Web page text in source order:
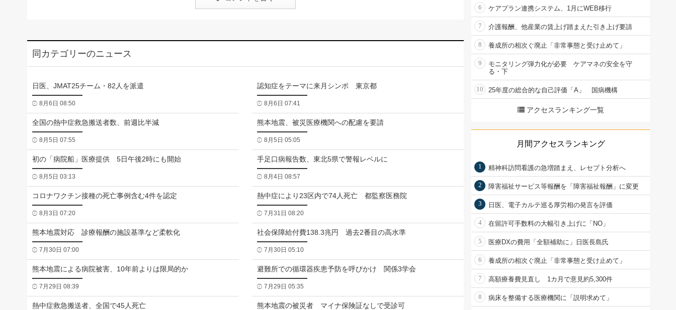
同カテゴリーのニュース
日医、JMAT25チーム・82人を派遣
8月6日 08:50
認知症をテーマに来月シンポ 東京都
8月6日 07:41
全国の熱中症救急搬送者数、前週比半減
8月5日 07:55
熊本地震、被災医療機関への配慮を要請
8月5日 05:05
初の「病院船」医療提供 5日午後2時にも開始
8月5日 03:13
手足口病報告数、東北5県で警報レベルに
8月4日 08:57
コロナワクチン接種の死亡事例含む4件を認定
8月3日 07:20
熱中症により23区内で74人死亡 都監察医務院
7月31日 08:20
熊本地震対応 診療報酬の施設基準など柔軟化
7月30日 07:00
社会保障給付費138.3兆円 過去2番目の高水準
7月30日 05:10
熊本地震による病院被害、10年前よりは限局的か
7月29日 08:39
避難所での循環器疾患予防を呼びかけ 関係3学会
7月29日 05:35
熱中症救急搬送者、全国で45人死亡 熊本地震の被災者 マイナ保険証なしで受診可
6 ケアプラン連携システム、1月にWEB移行
7 介護報酬、他産業の賃上げ踏まえた引き上げ要請
8 養成所の相次ぐ廃止「非常事態と受け止めて」
9
モニタリング弾力化が必要 ケアマネの安全を守
る・下
10 25年度の総合的な自己評価「A」 国病機構
アクセスランキング一覧
月間アクセスランキング
1 精神科訪問看護の急増踏まえ、レセプト分析へ
2 障害福祉サービス等報酬を「障害福祉報酬」に変更
3 日医、電子カルテ巡る厚労相の発言を評価
4 在留許可手数料の大幅引き上げに「NO」
5 医療DXの費用「全額補助に」日医長島氏
6 養成所の相次ぐ廃止「非常事態と受け止めて」
7 高額療養費見直し 1カ月で意見約5,300件
8 病床を整備する医療機関に「説明求めて」